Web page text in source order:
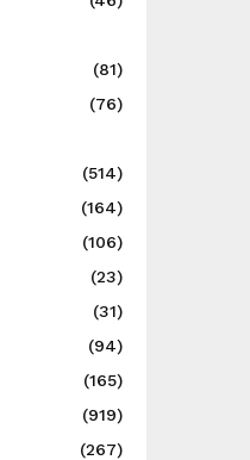
(81)
(76)
(514)
(164)
(106)
(23)
(31)
(94)
(165)
(919)
(267)